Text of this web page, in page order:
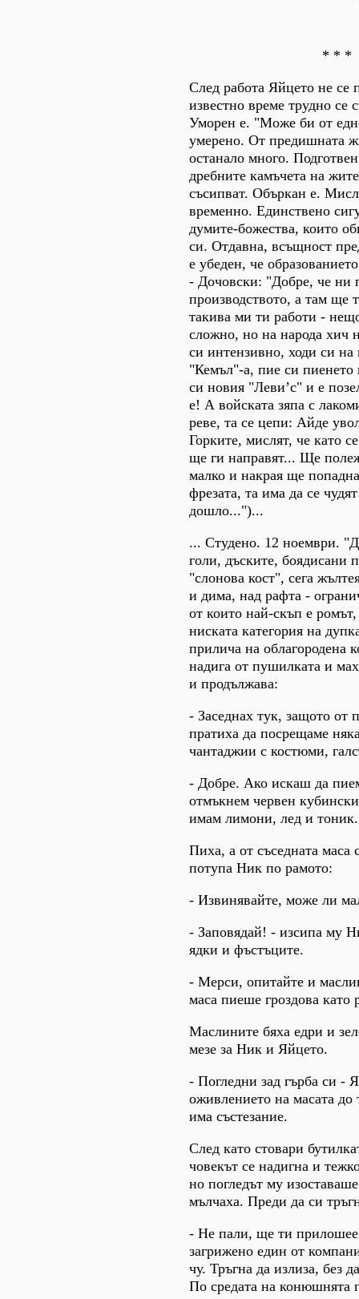
* * *
След работа Яйцето не се
известно време трудно се
Уморен е. "Може би от
умерено. От предишната
останало много.
дребните камъчета на
съсипват. Объркан е.
временно. Единствено
думите-божества, които
си. Отдавна, всъщност
е убеден, че
- Дочовски: "Добре, че ни
производството, а там ще
такива ми ти работи -
сложно, но на народа хич
си интензивно, ходи си на
"Кемъл"-а, пие си
си новия "Леви’с" и е
е! А войската зяпа с
реве, та се цепи: Айде
Горките, мислят, че като
ще ги направят... Ще
малко и накрая ще
фрезата, та има да се
дошло...")...
... Студено. 12 ноември.
голи, дъските, боядисани
"слонова кост", сега
и дима, над рафта -
от които най-скъп е
ниската категория на
прилича на облагородена
надига от пушилката и
и продължава:
- Заседнах тук, защото от
пратиха да посрещаме
чантаджии с костюми,
- Добре. Ако искаш да
отмъкнем червен
имам лимони, лед и тоник.
Пиха, а от съседната маса
потупа Ник по рамото:
- Извинявайте, може ли
- Заповядай! - изсипа му
ядки и фъстъците.
- Мерси, опитайте и
маса пиеше гроздова като
Маслините бяха едри и
мезе за Ник и Яйцето.
- Погледни зад гърба си -
оживлението на масата до
има състезание.
След като стовари
човекът се надигна и
но погледът му
мълчаха. Преди да си
- Не пали, ще ти прилошее
загрижено един от
чу. Тръгна да излиза, без
По средата на конюшнята